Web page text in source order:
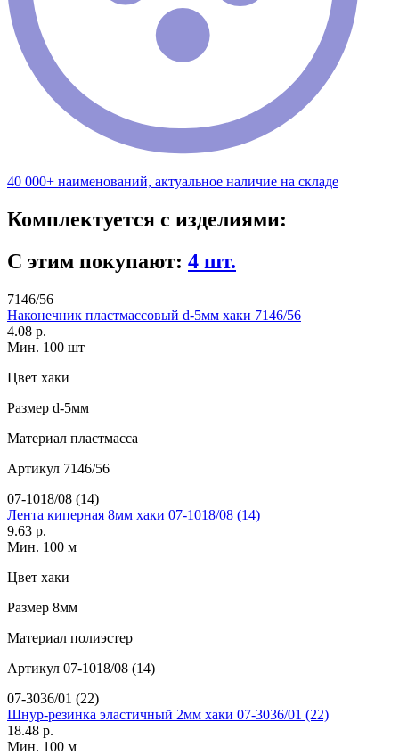
40 000+ наименований, актуальное наличие на складе
Комплектуется с изделиями:
С этим покупают: 4 шт.
7146/56
Наконечник пластмассовый d-5мм хаки 7146/56
4.08 р.
Мин. 100 шт
Цвет хаки
Размер d-5мм
Материал пластмасса
Артикул 7146/56
07-1018/08 (14)
Лента киперная 8мм хаки 07-1018/08 (14)
9.63 р.
Мин. 100 м
Цвет хаки
Размер 8мм
Материал полиэстер
Артикул 07-1018/08 (14)
07-3036/01 (22)
Шнур-резинка эластичный 2мм хаки 07-3036/01 (22)
18.48 р.
Мин. 100 м